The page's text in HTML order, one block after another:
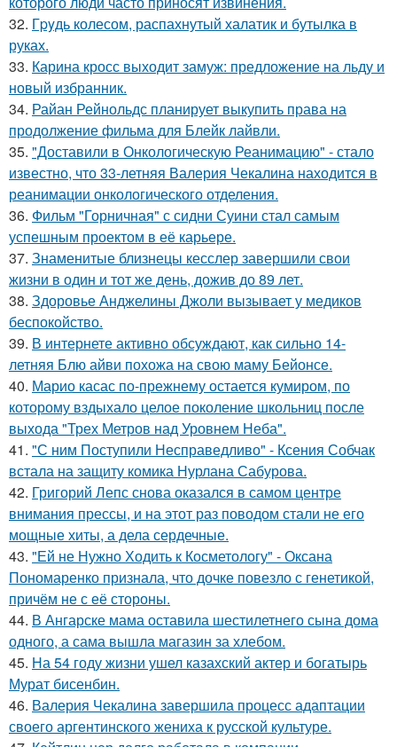
32. Гpyдь колесом, распахнутый халатик и бутылка в
руках.
33. Карина кросс выходит замуж: предложение на льду и
новый избранник.
34. Райан Рейнольдс планирует выкупить права на
продолжение фильма для Блейк лайвли.
35. "Доставили в Онкологическую Реанимацию" - стало
известно, что 33-летняя Валерия Чекалина находится в
реанимации онкологического отделения.
36. Фильм "Горничная" с сидни Суини стал самым
успешным проектом в её карьере.
37. Знаменитые близнецы кесслер завершили свои
жизни в один и тот же день, дожив до 89 лет.
38. Здоровье Анджелины Джоли вызывает у медиков
беспокойство.
39. В интернете активно обсуждают, как сильно 14-
летняя Блю айви похожа на свою маму Бейонсе.
40. Марио касас по-прежнему остается кумиром, по
которому вздыхало целое поколение школьниц после
выхода "Трех Метров над Уровнем Неба".
41. "С ним Поступили Несправедливо" - Ксения Собчак
встала на защиту комика Нурлана Сабурова.
42. Григорий Лепс снова оказался в самом центре
внимания прессы, и на этот раз поводом стали не его
мощные хиты, а дела сердечные.
43. "Ей не Нужно Ходить к Косметологу" - Оксана
Пономаренко признала, что дочке повезло с генетикой,
причём не с её стороны.
44. В Ангарске мама оставила шестилетнего сына дома
одного, а сама вышла магазин за хлебом.
45. На 54 году жизни ушел казахский актер и богатырь
Мурат бисенбин.
46. Валерия Чекалина завершила процесс адаптации
своего аргентинского жениха к русской культуре.